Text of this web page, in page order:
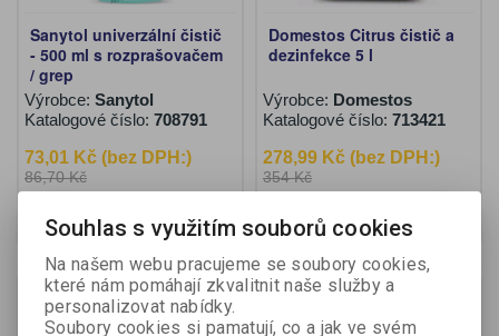
Sanytol univerzální čistič
- 500 ml s rozprašovačem
/ grep
Výrobce: Sanytol
Katalogové číslo: 708791
73,01 Kč (bez DPH:)
86,70 Kč
Domestos Citrus čistič a
dezinfekce 5 l
Výrobce: Domestos
Katalogové číslo: 713421
278,99 Kč (bez DPH:)
354 Kč
Koupit
Akce
Sleva
16,70 %
Akce
Souhlas s využitím souborů cookies
Na našem webu pracujeme se soubory cookies,
které nám pomáhají zkvalitnit naše služby a
personalizovat nabídky.
Soubory cookies si pamatují, co a jak ve svém